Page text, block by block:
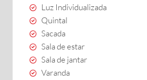
Luz Individualizada
Quintal
Sacada
Sala de estar
Sala de jantar
Varanda